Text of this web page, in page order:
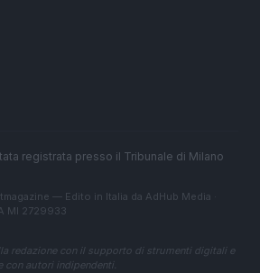
registrata presso il Tribunale di Milano
— Edito in Italia da AdHub Media
MI 2729933
redazione con il supporto di strumenti digitali e
con autori indipendenti.